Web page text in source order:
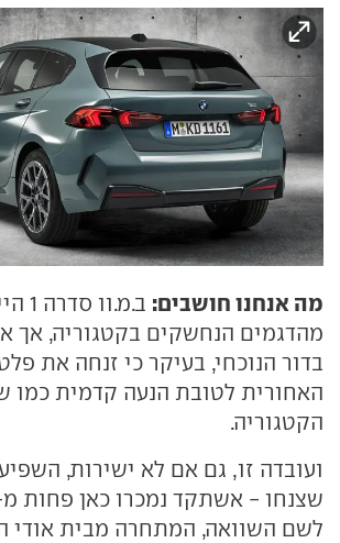
מה אנחנו חושבים:
מהדגמים הנחשקים בקטגוריה, אך
בדור הנוכחי, בעיקר כי זנחה את
האחורית לטובת הנעה קדמית כמו
הקטגוריה.
ועובדה זו, גם אם לא ישירות,
לשם השוואה, המתחרה מבית אודי